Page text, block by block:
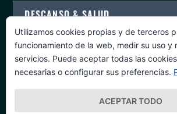
DESCANSO & SALUD
PROGRAMAS DE SALUD
Utilizamos cookies propias y de terceros
funcionamiento de la web, medir su uso y
servicios. Puede aceptar todas las
necesarias o configurar sus preferencias.
ACEPTAR TODO